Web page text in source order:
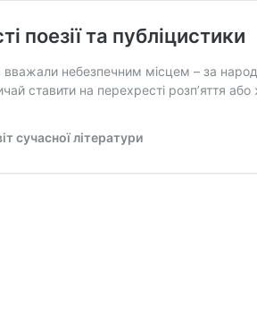
поезії та публіцистики
небезпечним місцем – за
ставити на перехресті розп’яття
сучасної літератури